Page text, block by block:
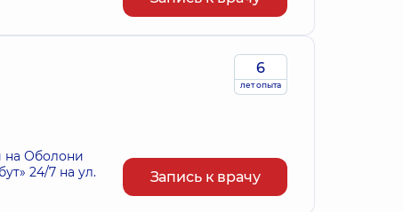
на Оболони
24/7 на ул.
6
лет опыта
Запись к врачу